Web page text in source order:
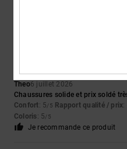
Theo6 juillet 2026
Chaussures solide et prix soldé
Confort: 5/5 Rapport qualité / prix:
Coloris: 5/5
Je recommande ce produit